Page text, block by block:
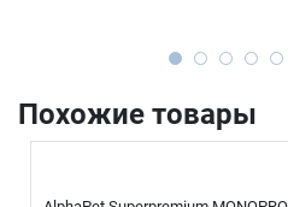
Похожие товары